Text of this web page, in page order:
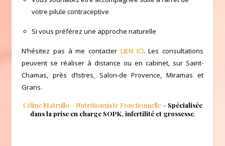
votre pilule contraceptive
Si vous préférez une approche naturelle
N’hésitez pas à me contacter LIEN ICI. Les consultations
peuvent se réaliser à distance ou en cabinet, sur Saint-
Chamas, près d’Istres, Salon-de Provence, Miramas et
Grans.
Céline Matrullo – Nutritionniste Fonctionnelle – Spécialisée
dans la prise en charge SOPK, infertilité et grossesse.